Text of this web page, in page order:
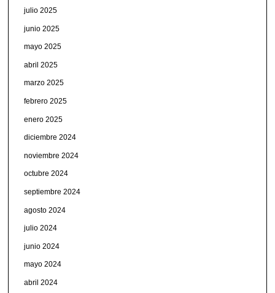
julio 2025
junio 2025
mayo 2025
abril 2025
marzo 2025
febrero 2025
enero 2025
diciembre 2024
noviembre 2024
octubre 2024
septiembre 2024
agosto 2024
julio 2024
junio 2024
mayo 2024
abril 2024